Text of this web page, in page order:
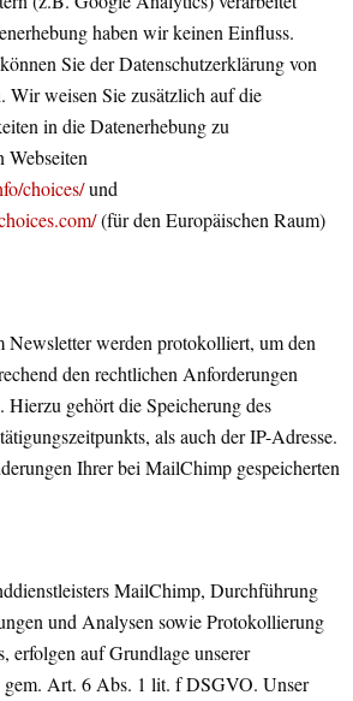
haben wir keinen Einfluss.
Sie der Datenschutzerklärung von
Wir weisen Sie zusätzlich auf die
in die Datenerhebung zu
Webseiten
choices/und
(für den Europäischen Raum)
werden protokolliert, um den
den rechtlichen Anforderungen
Hierzu gehört die Speicherung des
als auch der IP-Adresse.
Ihrer bei MailChimp gespeicherten
MailChimp, Durchführung
und Analysen sowie Protokollierung
erfolgen auf Grundlage unserer
gem. Art. 6 Abs. 1 lit. f DSGVO. Unser